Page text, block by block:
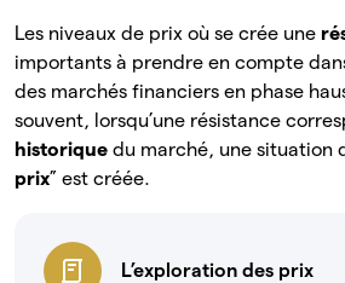
Les niveaux de prix où se crée une
importants à prendre en compte
des marchés financiers en phase
souvent, lorsqu’une résistance
historique du marché, une situation
prix” est créée.
L’exploration des prix